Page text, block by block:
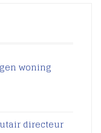
woning
directeur